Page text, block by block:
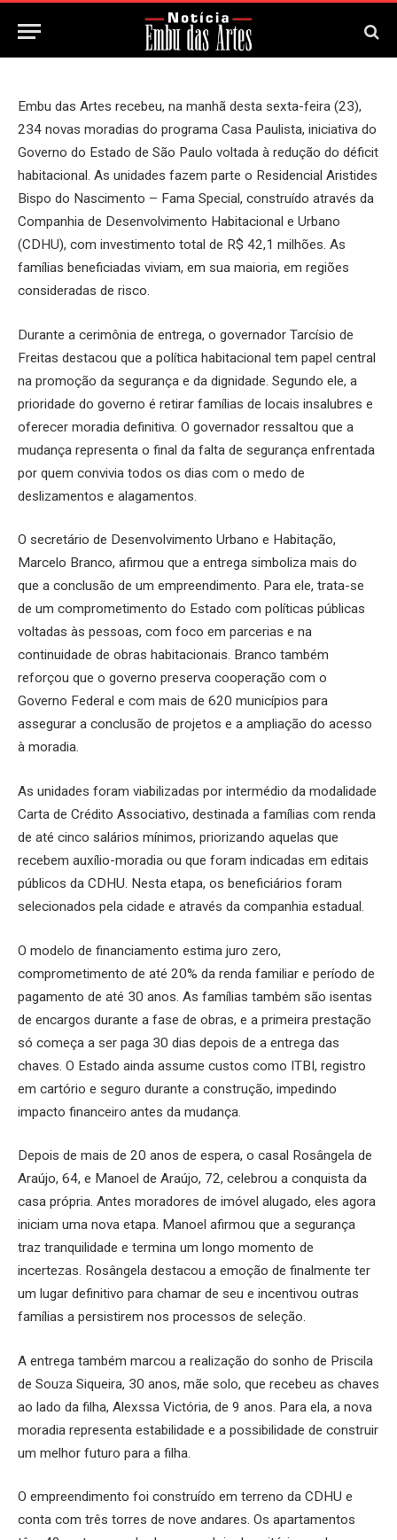
25 de Janeiro, 2026 Updated: 25 de Janeiro, 2026
Embu das Artes recebeu, na manhã desta sexta-feira (23),
234 novas moradias do programa Casa Paulista, iniciativa do
Governo do Estado de São Paulo voltada à redução do déficit
habitacional. As unidades fazem parte o Residencial Aristides
Bispo do Nascimento – Fama Special, construído através da
Companhia de Desenvolvimento Habitacional e Urbano
(CDHU), com investimento total de R$ 42,1 milhões. As
famílias beneficiadas viviam, em sua maioria, em regiões
consideradas de risco.
Durante a cerimônia de entrega, o governador Tarcísio de
Freitas destacou que a política habitacional tem papel central
na promoção da segurança e da dignidade. Segundo ele, a
prioridade do governo é retirar famílias de locais insalubres e
oferecer moradia definitiva. O governador ressaltou que a
mudança representa o final da falta de segurança enfrentada
por quem convivia todos os dias com o medo de
deslizamentos e alagamentos.
O secretário de Desenvolvimento Urbano e Habitação,
Marcelo Branco, afirmou que a entrega simboliza mais do
que a conclusão de um empreendimento. Para ele, trata-se
de um comprometimento do Estado com políticas públicas
voltadas às pessoas, com foco em parcerias e na
continuidade de obras habitacionais. Branco também
reforçou que o governo preserva cooperação com o
Governo Federal e com mais de 620 municípios para
assegurar a conclusão de projetos e a ampliação do acesso
à moradia.
As unidades foram viabilizadas por intermédio da modalidade
Carta de Crédito Associativo, destinada a famílias com renda
de até cinco salários mínimos, priorizando aquelas que
recebem auxílio-moradia ou que foram indicadas em editais
públicos da CDHU. Nesta etapa, os beneficiários foram
selecionados pela cidade e através da companhia estadual.
O modelo de financiamento estima juro zero,
comprometimento de até 20% da renda familiar e período de
pagamento de até 30 anos. As famílias também são isentas
de encargos durante a fase de obras, e a primeira prestação
só começa a ser paga 30 dias depois de a entrega das
chaves. O Estado ainda assume custos como ITBI, registro
em cartório e seguro durante a construção, impedindo
impacto financeiro antes da mudança.
Depois de mais de 20 anos de espera, o casal Rosângela de
Araújo, 64, e Manoel de Araújo, 72, celebrou a conquista da
casa própria. Antes moradores de imóvel alugado, eles agora
iniciam uma nova etapa. Manoel afirmou que a segurança
traz tranquilidade e termina um longo momento de
incertezas. Rosângela destacou a emoção de finalmente ter
um lugar definitivo para chamar de seu e incentivou outras
famílias a persistirem nos processos de seleção.
A entrega também marcou a realização do sonho de Priscila
de Souza Siqueira, 30 anos, mãe solo, que recebeu as chaves
ao lado da filha, Alexssa Victória, de 9 anos. Para ela, a nova
moradia representa estabilidade e a possibilidade de construir
um melhor futuro para a filha.
O empreendimento foi construído em terreno da CDHU e
conta com três torres de nove andares. Os apartamentos